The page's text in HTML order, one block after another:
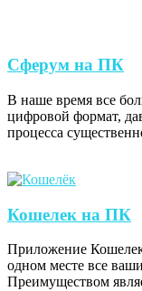
Сферум на ПК
В наше время все
цифровой формат,
процесса
Кошелек на ПК
Приложение
одном месте все
Преимуществом